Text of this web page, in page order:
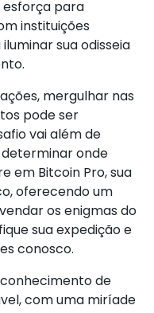
esforça para
instituições
sua odisseia
mergulhar nas
pode ser
vai além de
onde
em Bitcoin Pro, sua
oferecendo um
os enigmas do
sua expedição e
conosco.
de
com uma miríade